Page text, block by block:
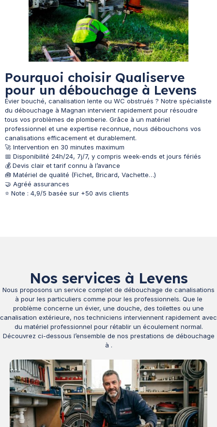
Pourquoi choisir Qualiserve
pour un débouchage à Levens
Évier bouché, canalisation lente ou WC obstrués ? Notre spécialiste
du débouchage à Magnan intervient rapidement pour résoudre
tous vos problèmes de plomberie. Grâce à un matériel
professionnel et une expertise reconnue, nous débouchons vos
canalisations efficacement et durablement.
🚀 Intervention en 30 minutes maximum
📅 Disponibilité 24h/24, 7j/7, y compris week-ends et jours fériés
💰 Devis clair et tarif connu à l’avance
🧰 Matériel de qualité (Fichet, Bricard, Vachette…)
🤝 Agréé assurances
⭐ Note : 4,9/5 basée sur +50 avis clients
Nos services à Levens
Nous proposons un service complet de débouchage de canalisations
à pour les particuliers comme pour les professionnels. Que le
problème concerne un évier, une douche, des toilettes ou une
canalisation extérieure, nos techniciens interviennent rapidement avec
du matériel professionnel pour rétablir un écoulement normal.
Découvrez ci-dessous l’ensemble de nos prestations de débouchage
à .